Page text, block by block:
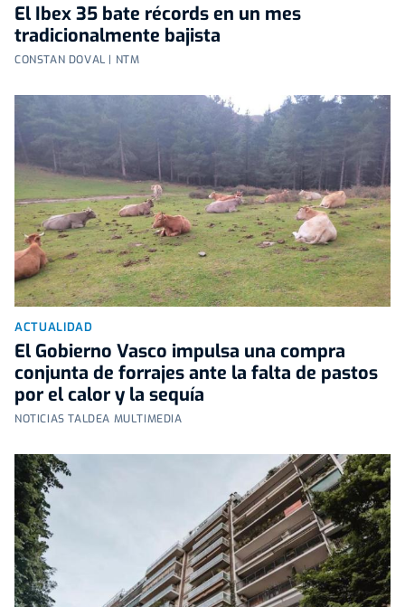
El Ibex 35 bate récords en un mes
tradicionalmente bajista
CONSTAN DOVAL | NTM
ACTUALIDAD
El Gobierno Vasco impulsa una compra
conjunta de forrajes ante la falta de pastos
por el calor y la sequía
NOTICIAS TALDEA MULTIMEDIA